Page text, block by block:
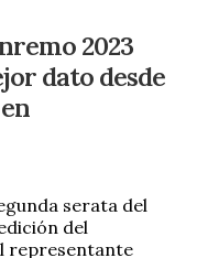
2023
dato desde
serata del
del
representante